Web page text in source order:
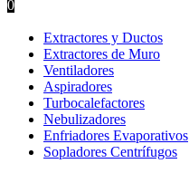
0
Extractores y Ductos
Extractores de Muro
Ventiladores
Aspiradores
Turbocalefactores
Nebulizadores
Enfriadores Evaporativos
Sopladores Centrífugos